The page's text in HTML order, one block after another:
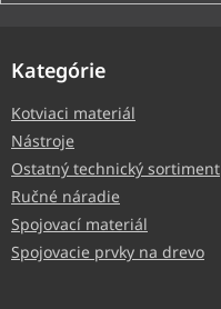
Kategórie
Kotviaci materiál
Nástroje
Ostatný technický sortiment
Ručné náradie
Spojovací materiál
Spojovacie prvky na drevo